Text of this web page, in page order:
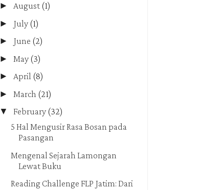
► August (1)
► July (1)
► June (2)
► May (3)
► April (8)
► March (21)
▼ February (32)
5 Hal Mengusir Rasa Bosan pada
Pasangan
Mengenal Sejarah Lamongan
Lewat Buku
Reading Challenge FLP Jatim: Dari